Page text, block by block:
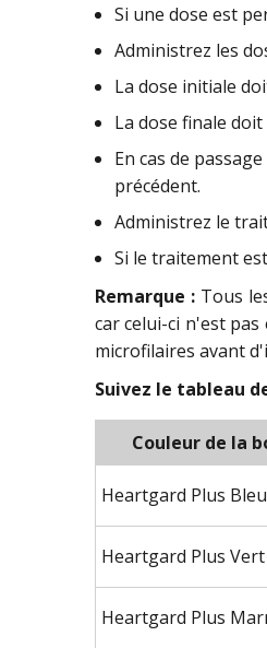
Si une dose est
Administrez les
La dose initiale
La dose finale
En cas de
précédent.
Administrez le
Si le traitement
Remarque : Tous
car celui-ci n'est
microfilaires avant
Suivez le tableau
Couleur de la
Heartgard Plus Bleu
Heartgard Plus Vert
Heartgard Plus